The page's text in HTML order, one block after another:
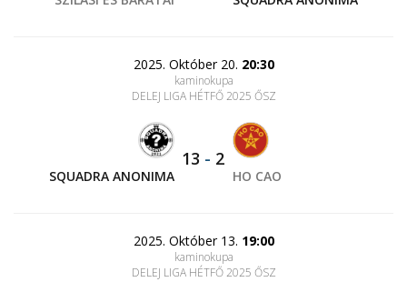
2025. Október 20. 20:30
kaminokupa
DELEJ LIGA HÉTFŐ 2025 ŐSZ
SQUADRA ANONIMA
13 - 2
HO CAO
2025. Október 13. 19:00
kaminokupa
DELEJ LIGA HÉTFŐ 2025 ŐSZ